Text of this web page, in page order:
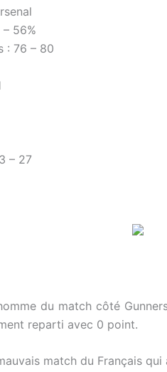
56%
: 76 – 80
– 27
du match côté
reparti avec 0 point.
match du Français